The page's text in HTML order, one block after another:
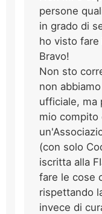
persone
in grado di
ho visto fare
Bravo!
Non sto
non
ufficiale, ma
mio compito
(con solo
iscritta alla
fare le cose
rispettando
invece di